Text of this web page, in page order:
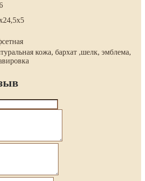
кожа, бархат ,шелк, эмблема,